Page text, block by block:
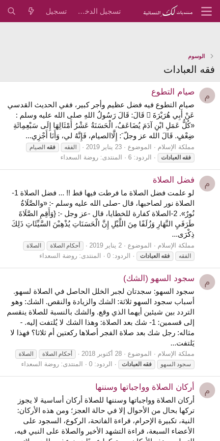
تسجيل الدخول تسجيل
الوسوم
فقه العبادات
م صيام التطوع
صيام التطوع فيه فضل عظيم وأجر كبير، ففي الحديث القدسي
عَنْ أَبِي هُرَيْرَةَ  قَالَ: قَالَ رَسُولُ اللهِ صلى الله عليه وسلم :
«كُلُّ عَمَلِ ابْنِ آدَمَ يُضَاعَفُ، الْحَسَنَةُ عَشْرُ أَمْثَالِهَا إِلَى سَبْعِمِائَةِ
ضِعْفٍ. قَالَ الله عز وجلّ َ: إِلَّاالصيام، فَإِنَّهُ لي، وَأَنَا أَجْزِي...
مملكة الإسلام الموضوع 23 يناير 2019 الفقه فقه الصيام
فقه العبادات الردود: 6 المنتدى: روضة السعداء
م فضل الصلاة
لو علمت فضل الصلاة ما فرطت فيها قط !! ... فضل الصلاة 1-
الصلاة نور لصاحبها، قال -صلى الله عليه وسلم -: «والصَّلَاةُ
نُورٌ». 2-الصلاة كفارة للخطايا، قال -عز وجل -: {وَأَقِمِ الصَّلَاةَ
طَرَفَيِ النَّهَارِ وَزُلَفًا مِنَ اللَّيْلِ إِنَّ الْحَسَنَاتِ يُذْهِبْنَ السَّيِّئَاتِ ذَلِكَ
ذِكْرَى...
مملكة الإسلام الموضوع 2 يناير 2019 أحكام الصلاة
الصلاة
الفقه
فقه العبادات الردود: 0 المنتدى: روضة السعداء
م سجود السهو (الشك)
سجود السهو: سجدتان لجبر الخلل الحاصل في الصلاة لسهو.
أسباب سجود السهو ثلاثة: الشك والزيادة والنقص. الشك: وهو
التردد بين شيئين أيهما الذي وقع. والشك بالنسبة للصلاة ينقسم
إلى قسمين: 1- شك بعد الصلاة: وهذا الشك لا يُلتفت إليه. -
مثاله: رجل شك بعد صلاة الفجر أصلاها ركعتين أم ثلاثا؟ فهذا لا
يَلتفت...
مملكة الإسلام الموضوع 28 أكتوبر 2018 أحكام الصلاة
الصلاة
سجود السهو
فقه العبادات الردود: 0 المنتدى: روضة السعداء
م أركان الصلاة وواجباتها وسننها
أركان الصلاة وواجباتها وسننها للصلاة أركان أساسية لا يجوز
تركها بحال من الأحوال إلا في حالة العجز؛ ومن هذه الأركان:
النية، تكبيرة الإحرام، قراءة الفاتحة، الركوع، السجود على
الأعضاء السبعة، قراءة التشهد الأخير والصلاة على النبي فيه،